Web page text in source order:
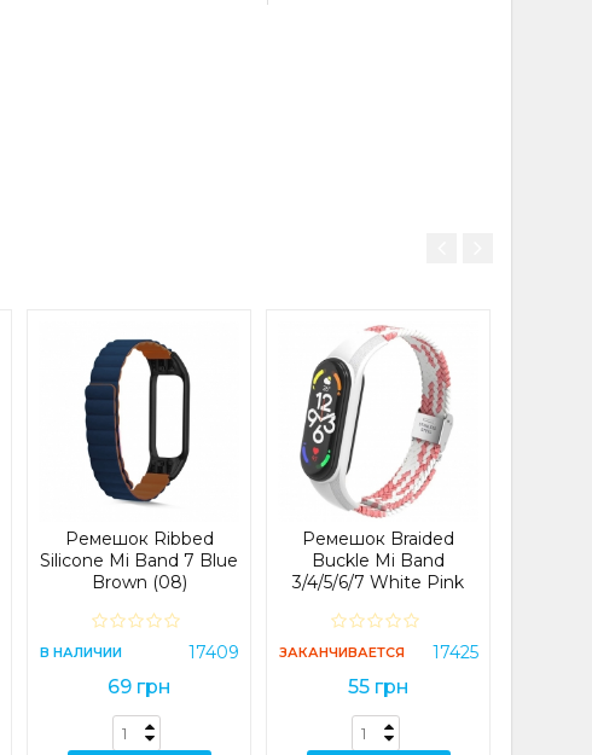
Ремешок Ribbed
Silicone Mi Band 7 Blue
Brown (08)
В НАЛИЧИИ 17409
69 грн
Ремешок Braided
Buckle Mi Band
3/4/5/6/7 White Pink
ЗАКАНЧИВАЕТСЯ 17425
55 грн